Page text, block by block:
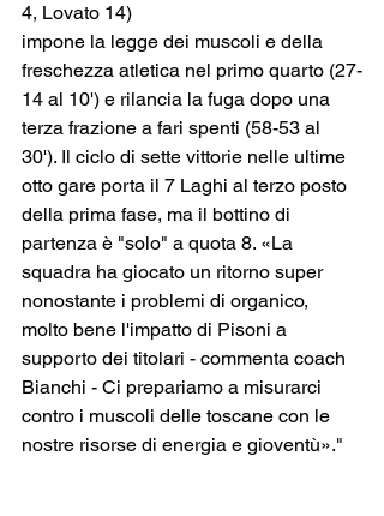
4, Lovato 14)
impone la legge dei muscoli e della
freschezza atletica nel primo quarto (27-
14 al 10') e rilancia la fuga dopo una
terza frazione a fari spenti (58-53 al
30'). Il ciclo di sette vittorie nelle ultime
otto gare porta il 7 Laghi al terzo posto
della prima fase, ma il bottino di
partenza è "solo" a quota 8. «La
squadra ha giocato un ritorno super
nonostante i problemi di organico,
molto bene l'impatto di Pisoni a
supporto dei titolari - commenta coach
Bianchi - Ci prepariamo a misurarci
contro i muscoli delle toscane con le
nostre risorse di energia e gioventù»."